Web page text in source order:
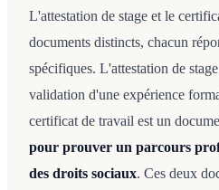
L'attestation de stage et le
documents distincts, chacun
spécifiques. L'attestation de
validation d'une expérience
certificat de travail est un
pour prouver un parcours
des droits sociaux. Ces deux